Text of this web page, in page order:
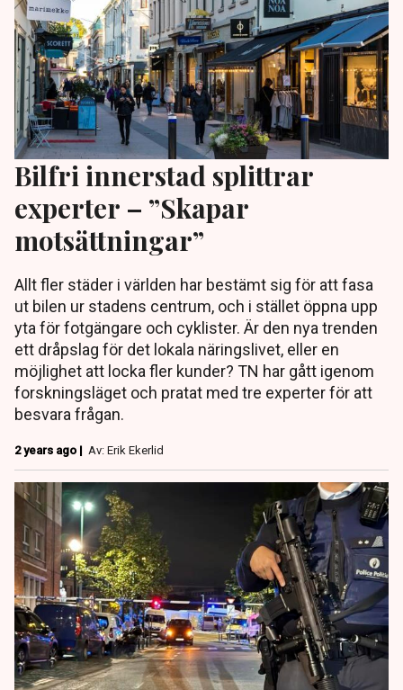
Bilfri innerstad splittrar
experter – ”Skapar
motsättningar”
Allt fler städer i världen har bestämt sig för att fasa
ut bilen ur stadens centrum, och i stället öppna upp
yta för fotgängare och cyklister. Är den nya trenden
ett dråpslag för det lokala näringslivet, eller en
möjlighet att locka fler kunder? TN har gått igenom
forskningsläget och pratat med tre experter för att
besvara frågan.
2 years ago | Av: Erik Ekerlid